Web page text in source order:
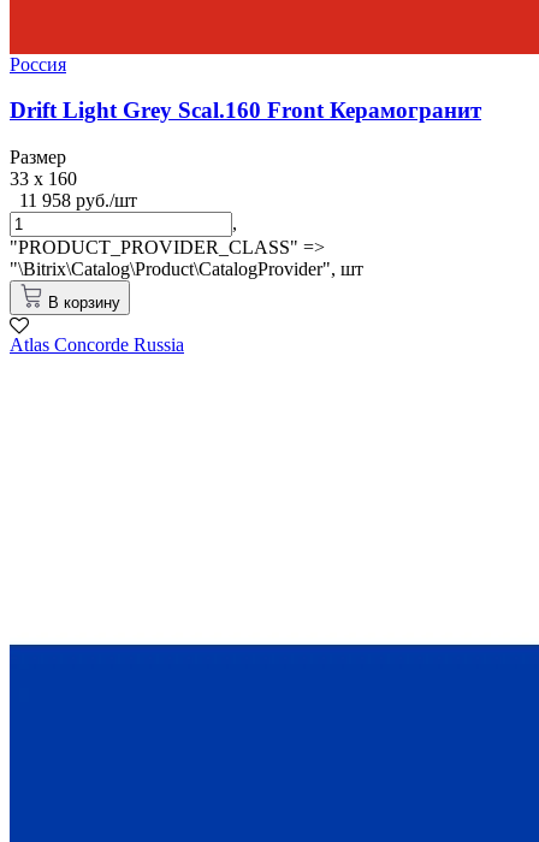
Россия
Drift Light Grey Scal.160 Front Керамогранит
Размер
33 x 160
11 958 руб./шт
,
"PRODUCT_PROVIDER_CLASS" =>
"\Bitrix\Catalog\Product\CatalogProvider", шт
В корзину
Atlas Concorde Russia